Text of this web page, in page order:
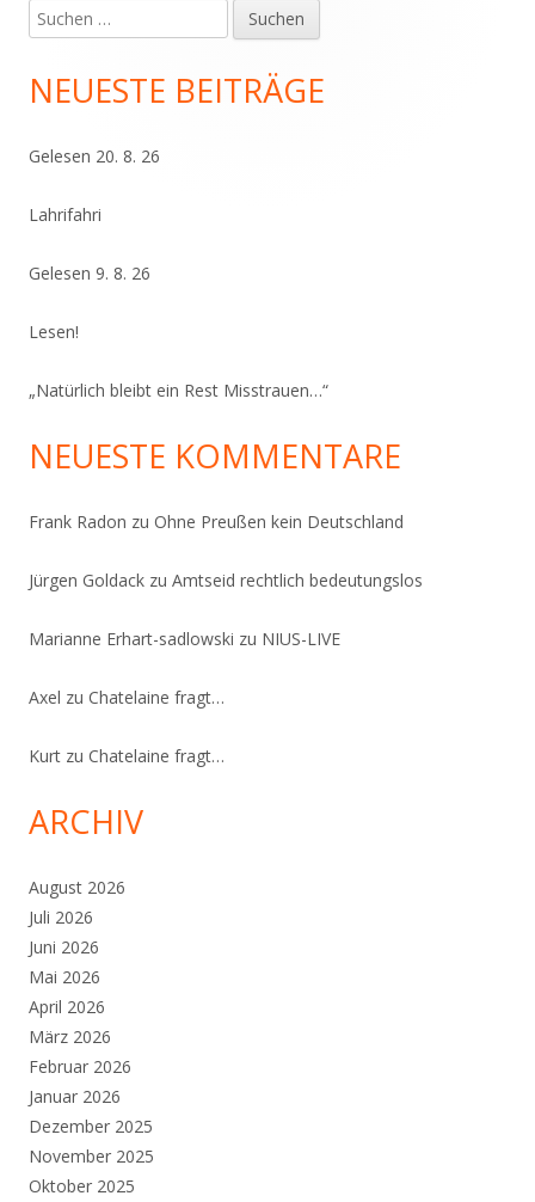
Haupt-
Seitenleiste
Suchen
nach:
NEUESTE BEITRÄGE
Gelesen 20. 8. 26
Lahrifahri
Gelesen 9. 8. 26
Lesen!
„Natürlich bleibt ein Rest Misstrauen…“
NEUESTE KOMMENTARE
Frank Radon zu Ohne Preußen kein Deutschland
Jürgen Goldack zu Amtseid rechtlich bedeutungslos
Marianne Erhart-sadlowski zu NIUS-LIVE
Axel zu Chatelaine fragt…
Kurt zu Chatelaine fragt…
ARCHIV
August 2026
Juli 2026
Juni 2026
Mai 2026
April 2026
März 2026
Februar 2026
Januar 2026
Dezember 2025
November 2025
Oktober 2025